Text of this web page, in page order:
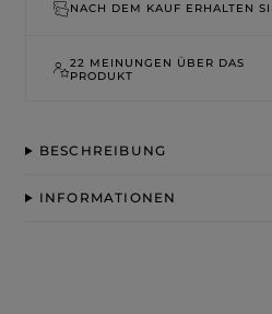
NACH DEM KAUF ERHALTEN
22 MEINUNGEN ÜBER DAS
PRODUKT
BESCHREIBUNG
INFORMATIONEN